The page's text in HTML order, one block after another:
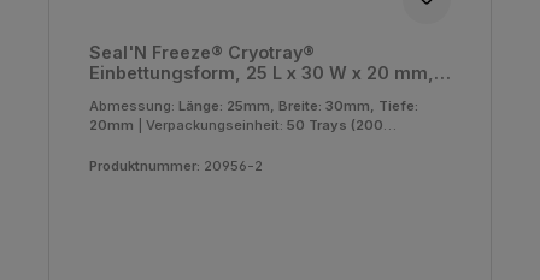
Seal'N Freeze® Cryotray®
Einbettungsform, 25 L x 30 W x 20 mm,
Abmessung: Länge: 25mm, Breite: 30mm, Tiefe:
20mm
Verpackungseinheit: 50 Trays (200
Produktnummer: 20956-2